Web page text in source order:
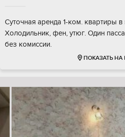
Суточная аренда 1-ком. квартиры
Холодильник, фен, утюг. Один
без комиссии.
ПОКАЗАТЬ НА